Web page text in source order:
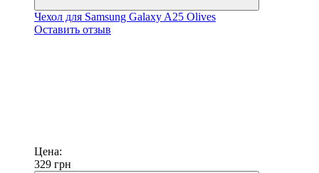
Чехол для Samsung Galaxy A25 Olives
Оставить отзыв
Цена:
329 грн